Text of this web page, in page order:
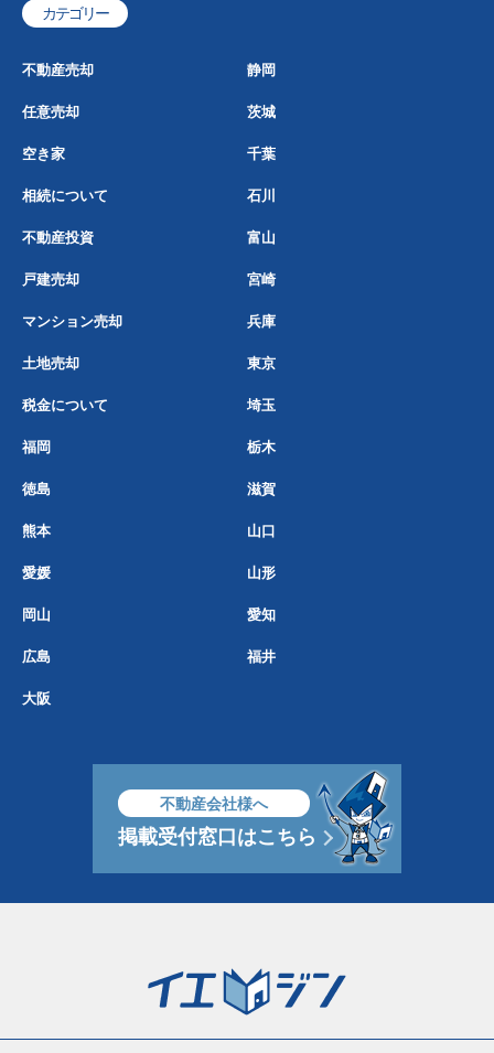
カテゴリー
不動産売却 静岡
任意売却 茨城
空き家 千葉
相続について 石川
不動産投資 富山
戸建売却 宮崎
マンション売却 兵庫
土地売却 東京
税金について 埼玉
福岡 栃木
徳島 滋賀
熊本 山口
愛媛 山形
岡山 愛知
広島 福井
大阪
不動産会社様へ
掲載受付窓口はこちら